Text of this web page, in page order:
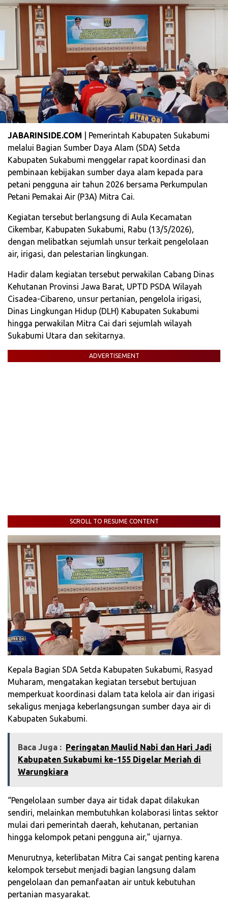
JABARINSIDE.COM | Pemerintah Kabupaten Sukabumi
melalui Bagian Sumber Daya Alam (SDA) Setda
Kabupaten Sukabumi menggelar rapat koordinasi dan
pembinaan kebijakan sumber daya alam kepada para
petani pengguna air tahun 2026 bersama Perkumpulan
Petani Pemakai Air (P3A) Mitra Cai.
Kegiatan tersebut berlangsung di Aula Kecamatan
Cikembar, Kabupaten Sukabumi, Rabu (13/5/2026),
dengan melibatkan sejumlah unsur terkait pengelolaan
air, irigasi, dan pelestarian lingkungan.
Hadir dalam kegiatan tersebut perwakilan Cabang Dinas
Kehutanan Provinsi Jawa Barat, UPTD PSDA Wilayah
Cisadea-Cibareno, unsur pertanian, pengelola irigasi,
Dinas Lingkungan Hidup (DLH) Kabupaten Sukabumi
hingga perwakilan Mitra Cai dari sejumlah wilayah
Sukabumi Utara dan sekitarnya.
ADVERTISEMENT
SCROLL TO RESUME CONTENT
Kepala Bagian SDA Setda Kabupaten Sukabumi, Rasyad
Muharam, mengatakan kegiatan tersebut bertujuan
memperkuat koordinasi dalam tata kelola air dan irigasi
sekaligus menjaga keberlangsungan sumber daya air di
Kabupaten Sukabumi.
Baca Juga : ‎Peringatan Maulid Nabi dan Hari Jadi
Kabupaten Sukabumi ke-155 Digelar Meriah di
Warungkiara
“Pengelolaan sumber daya air tidak dapat dilakukan
sendiri, melainkan membutuhkan kolaborasi lintas sektor
mulai dari pemerintah daerah, kehutanan, pertanian
hingga kelompok petani pengguna air,” ujarnya.
Menurutnya, keterlibatan Mitra Cai sangat penting karena
kelompok tersebut menjadi bagian langsung dalam
pengelolaan dan pemanfaatan air untuk kebutuhan
pertanian masyarakat.